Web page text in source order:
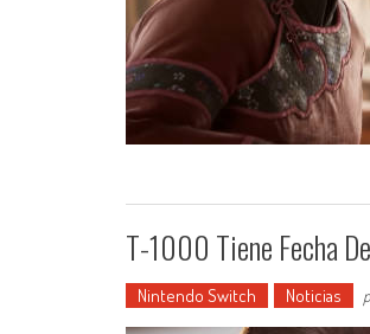
T-1000 Tiene Fecha
Nintendo Switch Noticias